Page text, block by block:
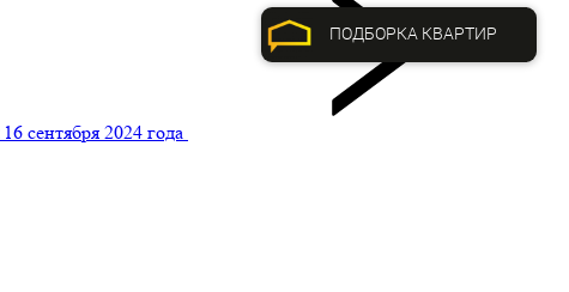
16 сентября 2024 года
ПОДБОРКА КВАРТИР